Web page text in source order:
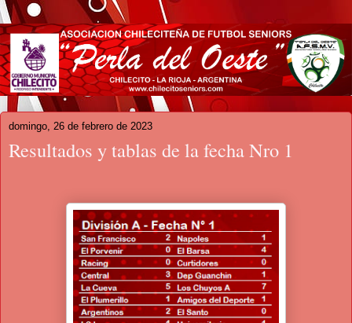
domingo, 26 de febrero de 2023
Resultados y tablas de la fecha Nro 1